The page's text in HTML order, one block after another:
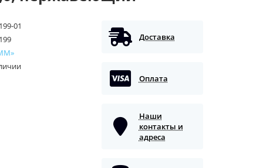
01
Доставка
Оплата
Наши
контакты и
адреса